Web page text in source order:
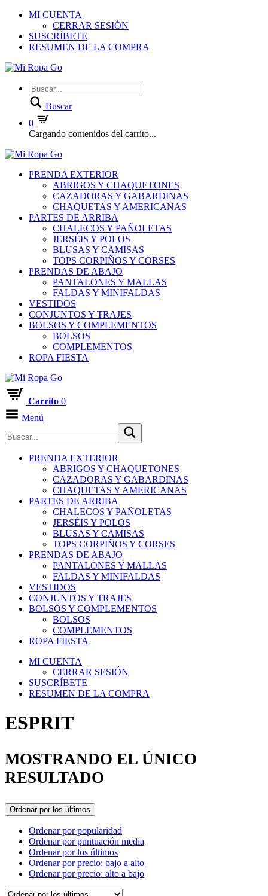
MI CUENTA
CERRAR SESIÓN
SUSCRÍBETE
RESUMEN DE LA COMPRA
Buscar
0
Cargando contenidos del carrito...
PRENDA EXTERIOR
ABRIGOS Y CHAQUETONES
CAZADORAS Y GABARDINAS
CHAQUETAS Y AMERICANAS
PARTES DE ARRIBA
CHALECOS Y PAÑOLETAS
JERSÉIS Y POLOS
BLUSAS Y CAMISAS
TOPS CORPIÑOS Y CORSES
PRENDAS DE ABAJO
PANTALONES Y MALLAS
FALDAS Y MINIFALDAS
VESTIDOS
CONJUNTOS Y TRAJES
BOLSOS Y COMPLEMENTOS
BOLSOS
COMPLEMENTOS
ROPA FIESTA
Carrito 0
Menú
PRENDA EXTERIOR
ABRIGOS Y CHAQUETONES
CAZADORAS Y GABARDINAS
CHAQUETAS Y AMERICANAS
PARTES DE ARRIBA
CHALECOS Y PAÑOLETAS
JERSÉIS Y POLOS
BLUSAS Y CAMISAS
TOPS CORPIÑOS Y CORSES
PRENDAS DE ABAJO
PANTALONES Y MALLAS
FALDAS Y MINIFALDAS
VESTIDOS
CONJUNTOS Y TRAJES
BOLSOS Y COMPLEMENTOS
BOLSOS
COMPLEMENTOS
ROPA FIESTA
MI CUENTA
CERRAR SESIÓN
SUSCRÍBETE
RESUMEN DE LA COMPRA
ESPRIT
MOSTRANDO EL ÚNICO
RESULTADO
Ordenar por los últimos
Ordenar por popularidad
Ordenar por puntuación media
Ordenar por los últimos
Ordenar por precio: bajo a alto
Ordenar por precio: alto a bajo